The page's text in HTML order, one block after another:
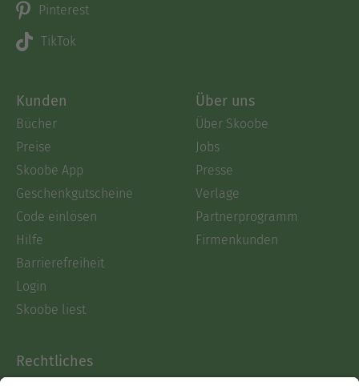
Pinterest
TikTok
Kunden
Bücher
Preise
Skoobe App
Geschenkgutscheine
Code einlösen
Hilfe
Barrierefreiheit
Login
Skoobe liest
Über uns
Über Skoobe
Jobs
Presse
Verlage
Partnerprogramm
Firmenkunden
Rechtliches